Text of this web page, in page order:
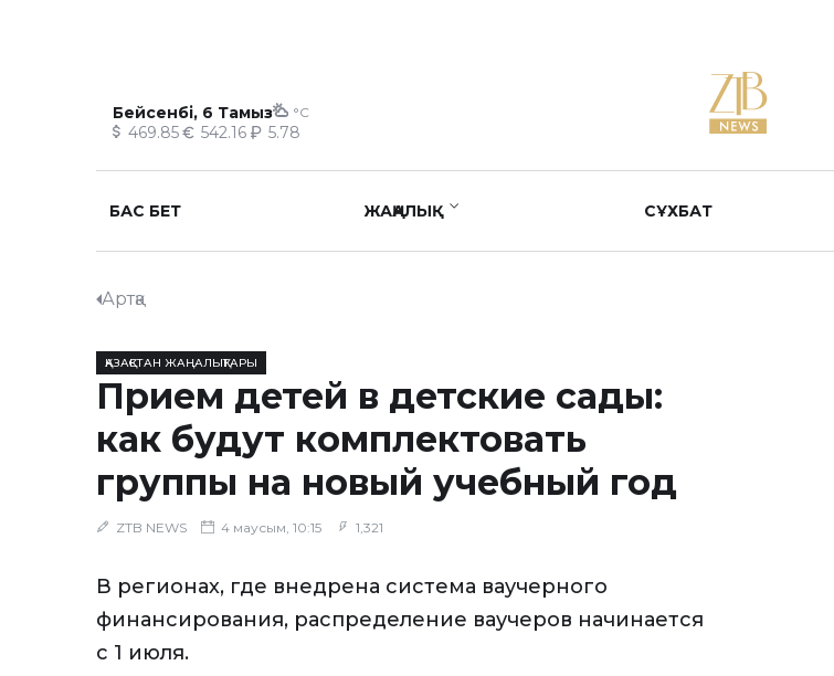
Бейсенбі, 6 Тамыз °C
469.85 542.16 5.78
БАС БЕТ ЖАҢАЛЫҚ СҰХБАТ
Артқа
ҚАЗАҚСТАН ЖАҢАЛЫҚТАРЫ
Прием детей в детские сады:
как будут комплектовать
группы на новый учебный год
ZTB NEWS 4 маусым, 10:15 1,321
В регионах, где внедрена система ваучерного
финансирования, распределение ваучеров начинается
с 1 июля.